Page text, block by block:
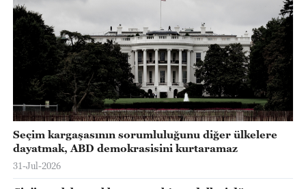
Seçim kargaşasının sorumluluğunu diğer ülkelere
dayatmak, ABD demokrasisini kurtaramaz
31-Jul-2026